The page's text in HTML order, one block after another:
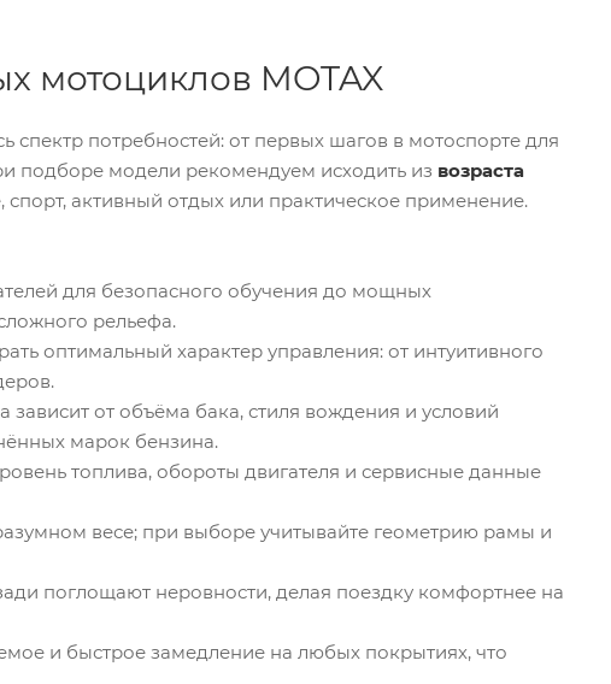
мотоциклов MOTAX
спектр потребностей: от первых шагов в мотоспорте для
подборе модели рекомендуем исходить из возраста
спорт, активный отдых или практическое применение.
для безопасного обучения до мощных
рельефа.
оптимальный характер управления: от интуитивного
зависит от объёма бака, стиля вождения и условий
марок бензина.
топлива, обороты двигателя и сервисные данные
весе; при выборе учитывайте геометрию рамы и
поглощают неровности, делая поездку комфортнее на
и быстрое замедление на любых покрытиях, что